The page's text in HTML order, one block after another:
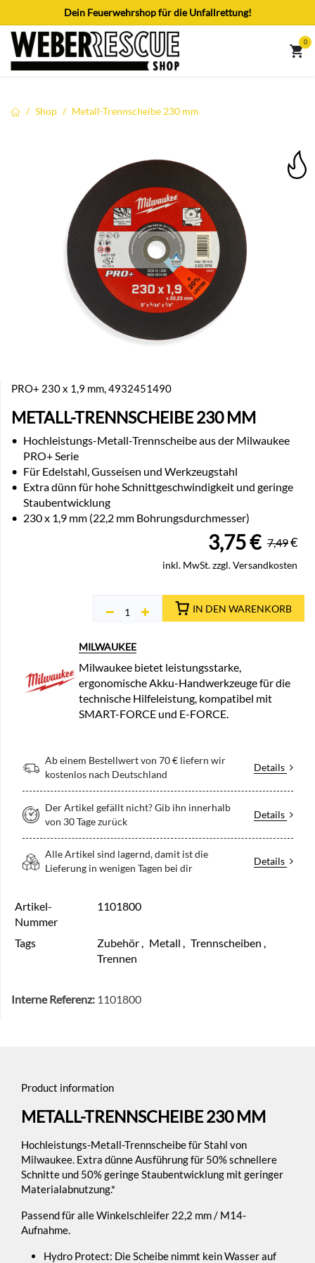
Zum Inhalt springenDein Feuerwehrshop für die Unfallrettung!
0
Shop Metall-Trennscheibe 230 mm
PRO+ 230 x 1,9 mm, 4932451490
METALL-TRENNSCHEIBE 230 MM
• Hochleistungs-Metall-Trennscheibe aus der Milwaukee
PRO+ Serie
• Für Edelstahl, Gusseisen und Werkzeugstahl
• Extra dünn für hohe Schnittgeschwindigkeit und geringe
Staubentwicklung
• 230 x 1,9 mm (22,2 mm Bohrungsdurchmesser)
3,75€ 7,49€
inkl. MwSt. zzgl. Versandkosten
IN DEN WARENKORB
MILWAUKEE
Milwaukee bietet leistungsstarke,
ergonomische Akku-Handwerkzeuge für die
technische Hilfeleistung, kompatibel mit
SMART-FORCE und E-FORCE.
Ab einem Bestellwert von 70 € liefern wir
kostenlos nach Deutschland
Details
Der Artikel gefällt nicht? Gib ihn innerhalb
von 30 Tage zurück
Details
Alle Artikel sind lagernd, damit ist die
Lieferung in wenigen Tagen bei dir
Details
Artikel-
Nummer
1101800
Tags Zubehör, Metall , Trennscheiben ,
Trennen
Interne Referenz: 1101800
Product information
METALL-TRENNSCHEIBE 230 MM
Hochleistungs-Metall-Trennscheibe für Stahl von
Milwaukee. Extra dünne Ausführung für 50% schnellere
Schnitte und 50% geringe Staubentwicklung mit geringer
Materialabnutzung.*
Passend für alle Winkelschleifer 22,2 mm / M14-
Aufnahme.
Hydro Protect: Die Scheibe nimmt kein Wasser auf